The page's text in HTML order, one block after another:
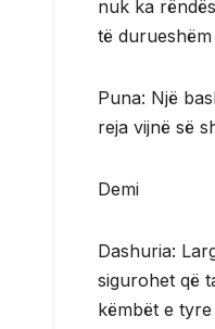
nuk ka
të
Puna: Një
reja vijnë së
Demi
Dashuria:
sigurohet që
këmbët e